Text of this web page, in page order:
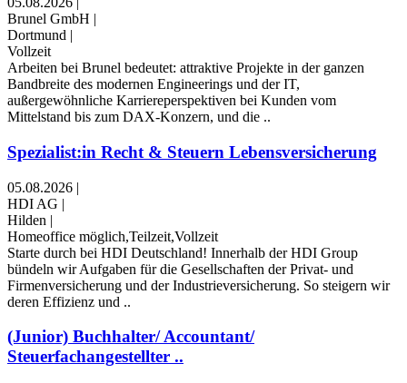
Brunel GmbH |
Dortmund |
Vollzeit
Arbeiten bei Brunel bedeutet: attraktive Projekte in der ganzen
Bandbreite des modernen Engineerings und der IT,
außergewöhnliche Karriereperspektiven bei Kunden vom
Mittelstand bis zum DAX-Konzern, und die ..
Spezialist:in Recht & Steuern Lebensversicherung
05.08.2026 |
HDI AG |
Hilden |
Homeoffice möglich,Teilzeit,Vollzeit
Starte durch bei HDI Deutschland! Innerhalb der HDI Group
bündeln wir Aufgaben für die Gesellschaften der Privat- und
Firmen­versicherung und der Industrie­versicherung. So steigern wir
deren Effizienz und ..
(Junior) Buchhalter/ Accountant/
Steuerfachangestellter ..